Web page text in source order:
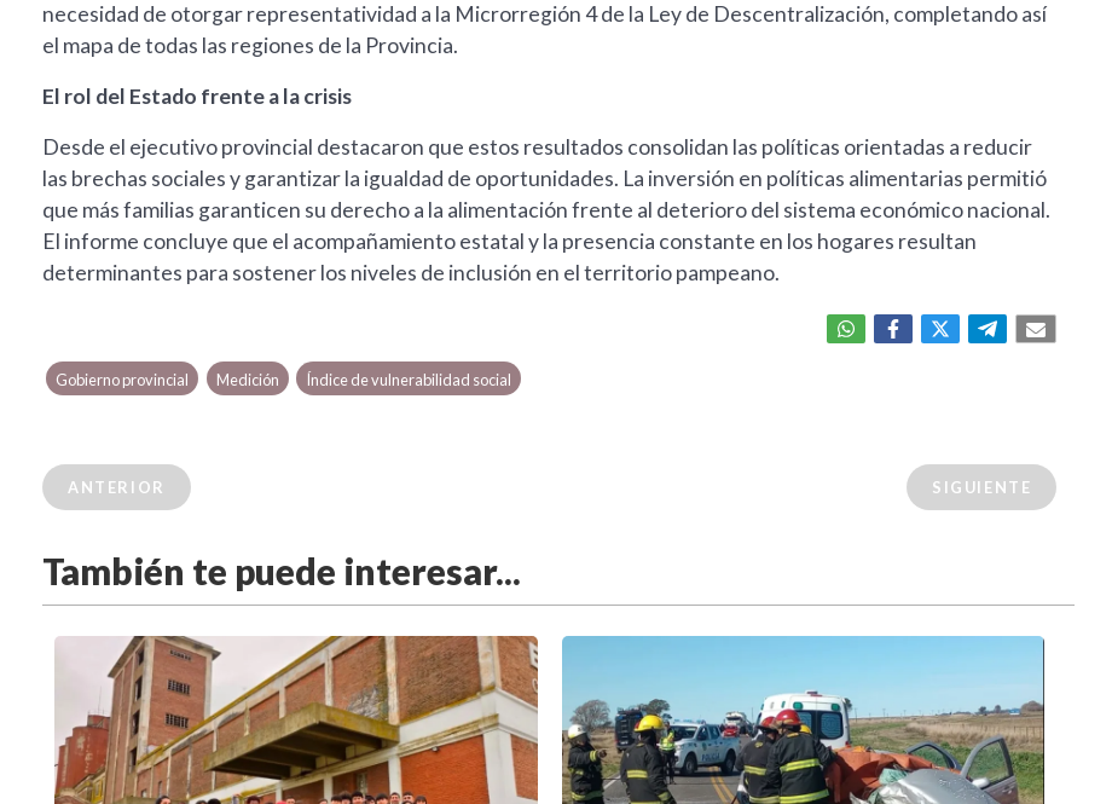
necesidad de otorgar representatividad a la Microrregión 4 de la Ley de Descentralización, completando así
el mapa de todas las regiones de la Provincia.
El rol del Estado frente a la crisis
Desde el ejecutivo provincial destacaron que estos resultados consolidan las políticas orientadas a reducir
las brechas sociales y garantizar la igualdad de oportunidades. La inversión en políticas alimentarias permitió
que más familias garanticen su derecho a la alimentación frente al deterioro del sistema económico nacional.
El informe concluye que el acompañamiento estatal y la presencia constante en los hogares resultan
determinantes para sostener los niveles de inclusión en el territorio pampeano.
Gobierno provincial Medición Índice de vulnerabilidad social
ANTERIOR SIGUIENTE
También te puede interesar...